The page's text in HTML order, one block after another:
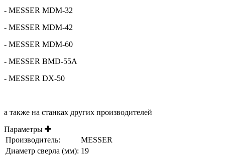
- MESSER MDM-32
- MESSER MDM-42
- MESSER MDM-60
- MESSER BMD-55A
- MESSER DX-50
а также на станках других производителей
Параметры
Производитель:
MESSER
Диаметр сверла (мм): 19